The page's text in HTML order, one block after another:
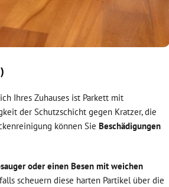
Ihres Zuhauses ist Parkett mit
der Schutzschicht gegen Kratzer, die
können Sie Beschädigungen
oder einen Besen mit weichen
scheuern diese harten Partikel über die